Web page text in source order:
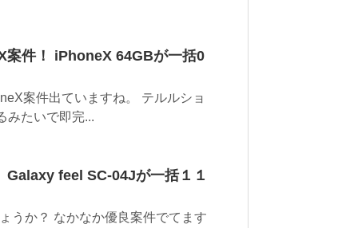
案件！ iPhoneX 64GBが一括0
案件出ていますね。 テルルショ
みたいで即完...
Galaxy feel SC-04Jが一括１１
うか？ なかなか優良案件でてます